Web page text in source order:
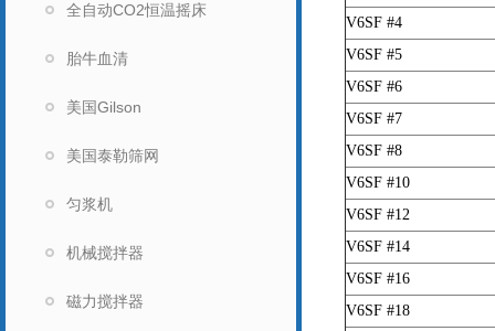
全自动CO2恒温摇床
胎牛血清
美国Gilson
美国泰勒筛网
匀浆机
机械搅拌器
磁力搅拌器
V6SF #4
V6SF #5
V6SF #6
V6SF #7
V6SF #8
V6SF #10
V6SF #12
V6SF #14
V6SF #16
V6SF #18